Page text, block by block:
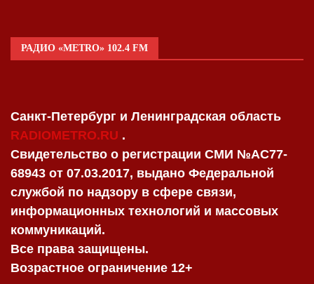
РАДИО «METRO» 102.4 FM
Санкт-Петербург и Ленинградская область
RADIOMETRO.RU .
Свидетельство о регистрации СМИ №AC77-
68943 от 07.03.2017, выдано Федеральной
службой по надзору в сфере связи,
информационных технологий и массовых
коммуникаций.
Все права защищены.
Возрастное ограничение 12+